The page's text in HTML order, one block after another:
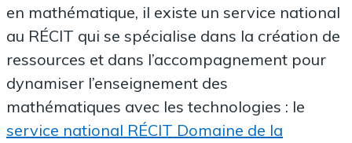
en mathématique, il existe un service national
au RÉCIT qui se spécialise dans la création de
ressources et dans l’accompagnement pour
dynamiser l’enseignement des
mathématiques avec les technologies : le
service national RÉCIT Domaine de la